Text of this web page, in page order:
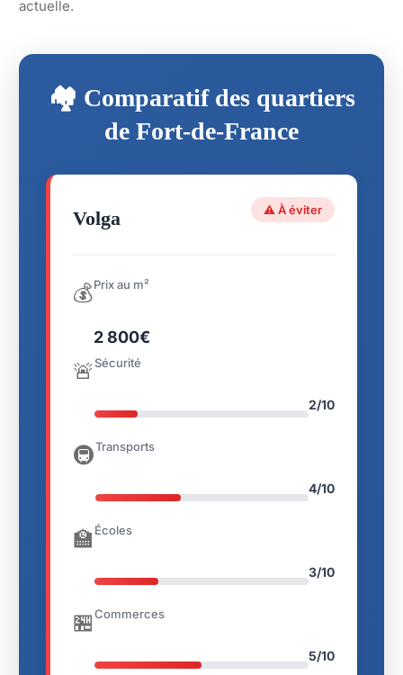
actuelle.
🏘️ Comparatif des quartiers
de Fort-de-France
Volga ⚠️ À éviter
💰Prix au m²
2 800€
🚨Sécurité
2/10
🚇Transports
4/10
🏫 Écoles
3/10
🏪Commerces
5/10